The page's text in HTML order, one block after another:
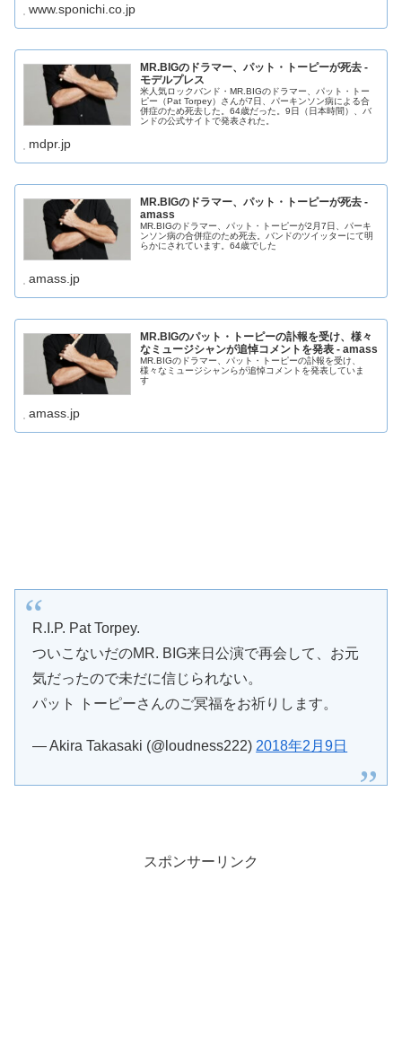
www.sponichi.co.jp
MR.BIGのドラマー、パット・トーピーが死去 -
モデルプレス
米人気ロックバンド・MR.BIGのドラマー、パット・トー
ピー（Pat Torpey）さんが7日、パーキンソン病による合
併症のため死去した。64歳だった。9日（日本時間）、バ
ンドの公式サイトで発表された。
mdpr.jp
MR.BIGのドラマー、パット・トーピーが死去 -
amass
MR.BIGのドラマー、パット・トーピーが2月7日、パーキ
ンソン病の合併症のため死去。バンドのツイッターにて明
らかにされています。64歳でした
amass.jp
MR.BIGのパット・トーピーの訃報を受け、様々
なミュージシャンが追悼コメントを発表 - amass
MR.BIGのドラマー、パット・トーピーの訃報を受け、
様々なミュージシャンらが追悼コメントを発表していま
す
amass.jp
R.I.P. Pat Torpey.
ついこないだのMR. BIG来日公演で再会して、お元
気だったので未だに信じられない。
パット トーピーさんのご冥福をお祈りします。
— Akira Takasaki (@loudness222) 2018年2月9日
スポンサーリンク